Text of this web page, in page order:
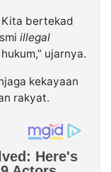
Kita bertekad
illegal
ujarnya.
kekayaan
rakyat.